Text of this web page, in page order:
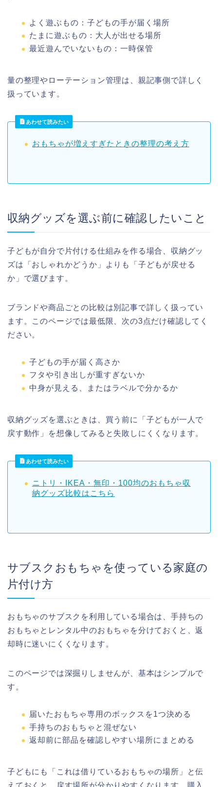
よく遊ぶもの：子どもの手が届く場所
たまに遊ぶもの：大人が出せる場所
最近遊んでいないもの：一時保管
量の整理やローテーション管理は、親記事側で詳しく
扱っています。
あわせて読みたい
おもちゃが増えすぎたときの整理の考え方
収納グッズを選ぶ前に確認したいこと
子どもが自分で片付ける仕組みを作る場合、収納グッ
ズは「おしゃれかどうか」よりも「子どもが戻せる
か」で選びます。
ブランドや商品ごとの比較は別記事で詳しく扱ってい
ます。このページでは最低限、次の3点だけ確認してく
ださい。
子どもの手が届く高さか
フタや引き出しが重すぎないか
中身が見える、またはラベルで分かるか
収納グッズを選ぶときは、買う前に「子どもが一人で
戻す動作」を想像してみると失敗しにくくなります。
あわせて読みたい
ニトリ・IKEA・無印・100均のおもちゃ収
納グッズ比較はこちら
サブスクおもちゃを使っている家庭の
片付け方
おもちゃのサブスクを利用している場合は、手持ちの
おもちゃとレンタル中のおもちゃを分けておくと、返
却時に迷いにくくなります。
このページでは深掘りしませんが、基本はシンプルで
す。
届いたおもちゃ専用のボックスを1つ決める
手持ちのおもちゃと混ぜない
返却前に部品を確認しやすい場所にまとめる
子どもにも「これは借りているおもちゃの場所」と伝